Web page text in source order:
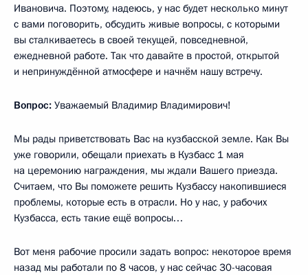
Ивановича. Поэтому, надеюсь, у нас будет несколько минут
с вами поговорить, обсудить живые вопросы, с которыми
вы сталкиваетесь в своей текущей, повседневной,
ежедневной работе. Так что давайте в простой, открытой
и непринуждённой атмосфере и начнём нашу встречу.
Вопрос: Уважаемый Владимир Владимирович!
Мы рады приветствовать Вас на кузбасской земле. Как Вы
уже говорили, обещали приехать в Кузбасс 1 мая
на церемонию награждения, мы ждали Вашего приезда.
Считаем, что Вы поможете решить Кузбассу накопившиеся
проблемы, которые есть в отрасли. Но у нас, у рабочих
Кузбасса, есть такие ещё вопросы…
Вот меня рабочие просили задать вопрос: некоторое время
назад мы работали по 8 часов, у нас сейчас 30-часовая